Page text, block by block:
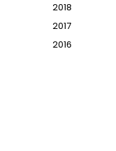
2018
2017
2016